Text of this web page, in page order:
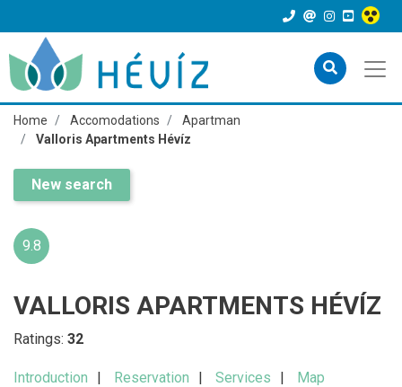
Home Accomodations
Apartman
Valloris Apartments Hévíz
New search
9.8
VALLORIS APARTMENTS HÉVÍZ
Ratings: 32
Introduction Reservation Services Map